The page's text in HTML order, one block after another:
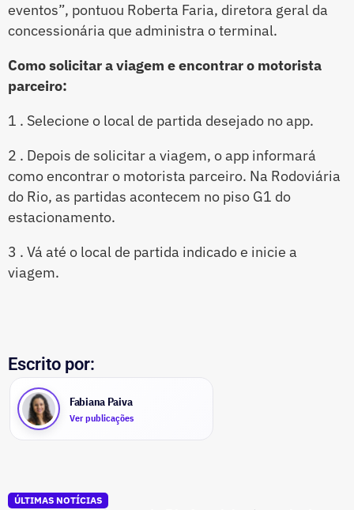
eventos”, pontuou Roberta Faria, diretora geral da
concessionária que administra o terminal.
Como solicitar a viagem e encontrar o motorista
parceiro:
1 . Selecione o local de partida desejado no app.
2 . Depois de solicitar a viagem, o app informará
como encontrar o motorista parceiro. Na Rodoviária
do Rio, as partidas acontecem no piso G1 do
estacionamento.
3 . Vá até o local de partida indicado e inicie a
viagem.
Escrito por:
Fabiana Paiva
Ver publicações
ÚLTIMAS NOTÍCIAS